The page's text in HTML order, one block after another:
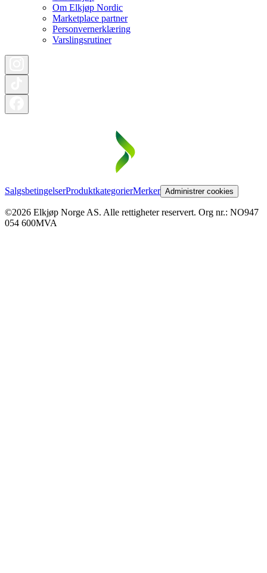
Om Elkjøp Nordic
Marketplace partner
Personvernerklæring
Varslingsrutiner
SalgsbetingelserProduktkategorierMerker Administrer cookies
©2026 Elkjøp Norge AS. Alle rettigheter reservert. Org nr.: NO947
054 600MVA